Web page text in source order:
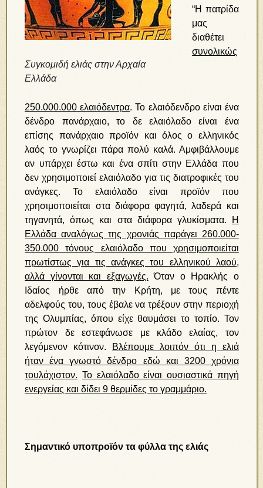
Συγκομιδή ελιάς στην Αρχαία
Ελλάδα
“Η πατρίδα
μας
διαθέτει
συνολικώς
250.000.000 ελαιόδεντρα. Το ελαιόδενδρο είναι ένα
δένδρο πανάρχαιο, το δε ελαιόλαδο είναι ένα
επίσης πανάρχαιο προϊόν και όλος ο ελληνικός
λαός το γνωρίζει πάρα πολύ καλά. Αμφιβάλλουμε
αν υπάρχει έστω και ένα σπίτι στην Ελλάδα που
δεν χρησιμοποιεί ελαιόλαδο για τις διατροφικές του
ανάγκες. Το ελαιόλαδο είναι προϊόν που
χρησιμοποιείται στα διάφορα φαγητά, λαδερά και
τηγανητά, όπως και στα διάφορα γλυκίσματα.
Η
Ελλάδα αναλόγως της χρονιάς παράγει 260.000-
350.000 τόνους ελαιόλαδο που χρησιμοποιείται
πρωτίστως για τις ανάγκες του ελληνικού λαού,
αλλά γίνονται και εξαγωγές. Όταν ο Ηρακλής ο
Ιδαίος ήρθε από την Κρήτη, με τους πέντε
αδελφούς του, τους έβαλε να τρέξουν στην περιοχή
της Ολυμπίας, όπου είχε θαυμάσει το τοπίο. Τον
πρώτον δε εστεφάνωσε με κλάδο ελαίας, τον
λεγόμενον κότινον.
Βλέπουμε λοιπόν ότι η ελιά
ήταν ένα γνωστό δένδρο εδώ και 3200 χρόνια
τουλάχιστον. Το ελαιόλαδο είναι ουσιαστικά πηγή
ενεργείας και δίδει 9 θερμίδες το γραμμάριο.
Σημαντικό υποπροϊόν τα φύλλα της ελιάς